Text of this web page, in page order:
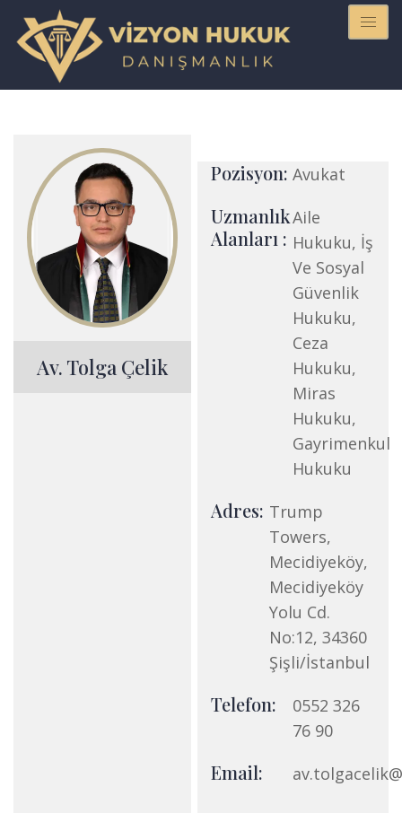
Av. Tolga Çelik
Pozisyon: Avukat
Uzmanlık
Alanları :
Aile
Hukuku, İş
Ve Sosyal
Güvenlik
Hukuku,
Ceza
Hukuku,
Miras
Hukuku,
Gayrimenkul
Hukuku
Adres: Trump
Towers,
Mecidiyeköy,
Mecidiyeköy
Yolu Cd.
No:12, 34360
Şişli/İstanbul
Telefon:
0552 326
76 90
Email: